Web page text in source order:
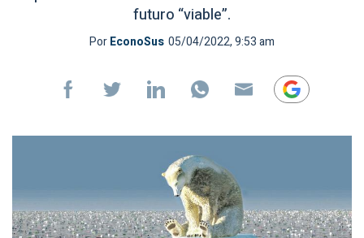
futuro “viable”.
PorEconoSus 05/04/2022, 9:53 am